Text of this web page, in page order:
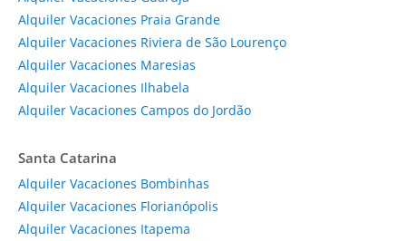
Alquiler Vacaciones Praia Grande
Alquiler Vacaciones Riviera de São Lourenço
Alquiler Vacaciones Maresias
Alquiler Vacaciones Ilhabela
Alquiler Vacaciones Campos do Jordão
Santa Catarina
Alquiler Vacaciones Bombinhas
Alquiler Vacaciones Florianópolis
Alquiler Vacaciones Itapema